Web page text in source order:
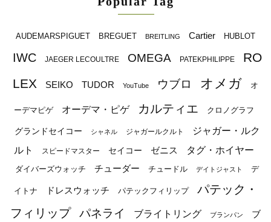
AUDEMARSPIGUET BREGUET BREITLING Cartier HUBLOT
IWC JAEGER LECOULTRE OMEGA PATEKPHILIPPE
RO
LEX
SEIKO TUDOR YouTube ウブロ オメガ オ
ーデマピゲ オーデマ・ピゲ カルティエ クロノグラフ
グランドセイコー シャネル ジャガールクルト
ジャガー・ルク
ルト
スピードマスター セイコー ゼニス タグ・ホイヤー
ダイバーズウォッチ チューダー チュードル デイトジャスト デ
イトナ ドレスウォッチ パテックフィリップ
パテック・
フィリップ
パネライ ブライトリング ブランパン ブ